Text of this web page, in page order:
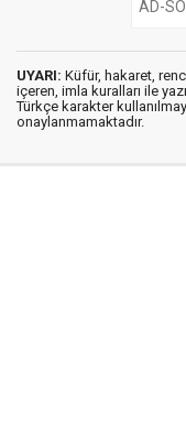
UYARI: Küfür, hakaret,
içeren, imla kuralları ile
Türkçe karakter
onaylanmamaktadır.